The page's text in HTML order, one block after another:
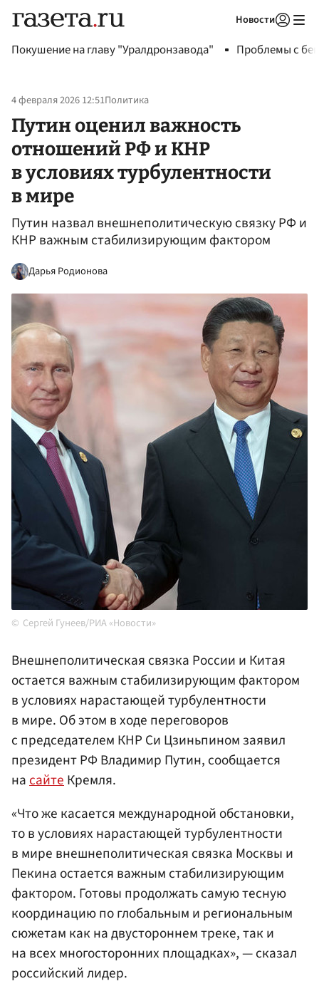
Новости
Покушение на главу "Уралдронзавода" Проблемы с
4 февраля 2026 12:51Политика
Путин оценил важность
отношений РФ и КНР
в условиях турбулентности
в мире
Путин назвал внешнеполитическую связку РФ и
КНР важным стабилизирующим фактором
Дарья Родионова
Сергей Гунеев/РИА «Новости»
Внешнеполитическая связка России и Китая
остается важным стабилизирующим фактором
в условиях нарастающей турбулентности
в мире. Об этом в ходе переговоров
с председателем КНР Си Цзиньпином заявил
президент РФ Владимир Путин, сообщается
насайтеКремля.
«Что же касается международной обстановки,
то в условиях нарастающей турбулентности
в мире внешнеполитическая связка Москвы и
Пекина остается важным стабилизирующим
фактором. Готовы продолжать самую тесную
координацию по глобальным и региональным
сюжетам как на двустороннем треке, так и
на всех многосторонних площадках», — сказал
российский лидер.